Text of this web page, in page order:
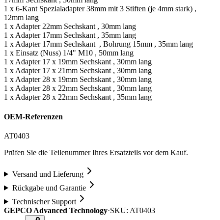
1 x 6-Kant Spezialadapter 38mm mit 3 Stiften (je 4mm stark) ,
12mm lang
1 x Adapter 22mm Sechskant , 30mm lang
1 x Adapter 17mm Sechskant , 35mm lang
1 x Adapter 17mm Sechskant , Bohrung 15mm , 35mm lang
1 x Einsatz (Nuss) 1/4" M10 , 50mm lang
1 x Adapter 17 x 19mm Sechskant , 30mm lang
1 x Adapter 17 x 21mm Sechskant , 30mm lang
1 x Adapter 28 x 19mm Sechskant , 30mm lang
1 x Adapter 28 x 22mm Sechskant , 30mm lang
1 x Adapter 28 x 22mm Sechskant , 35mm lang
OEM-Referenzen
AT0403
Prüfen Sie die Teilenummer Ihres Ersatzteils vor dem Kauf.
Versand und Lieferung
Rückgabe und Garantie
Technischer Support
GEPCO Advanced Technology·SKU: AT0403